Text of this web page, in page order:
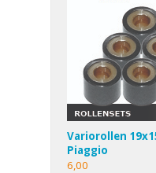
Variorollen
Piaggio
6,00